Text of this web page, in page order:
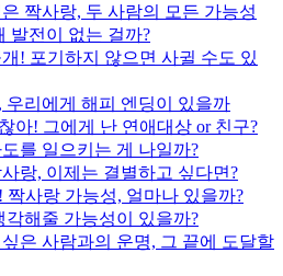
짝사랑, 두 사람의 모든 가능성
발전이 없는 걸까?
! 포기하지 않으면 사귈 수도 있
우리에게 해피 엔딩이 있을까
아! 그에게 난 연애대상 or 친구?
를 일으키는 게 나일까?
랑, 이제는 결별하고 싶다면?
짝사랑 가능성, 얼마나 있을까?
각해줄 가능성이 있을까?
은 사람과의 운명, 그 끝에 도달할